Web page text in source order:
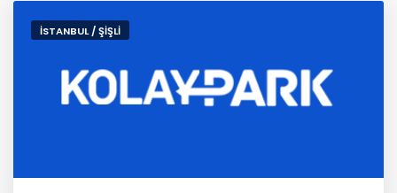
İSTANBUL / ŞİŞLİ